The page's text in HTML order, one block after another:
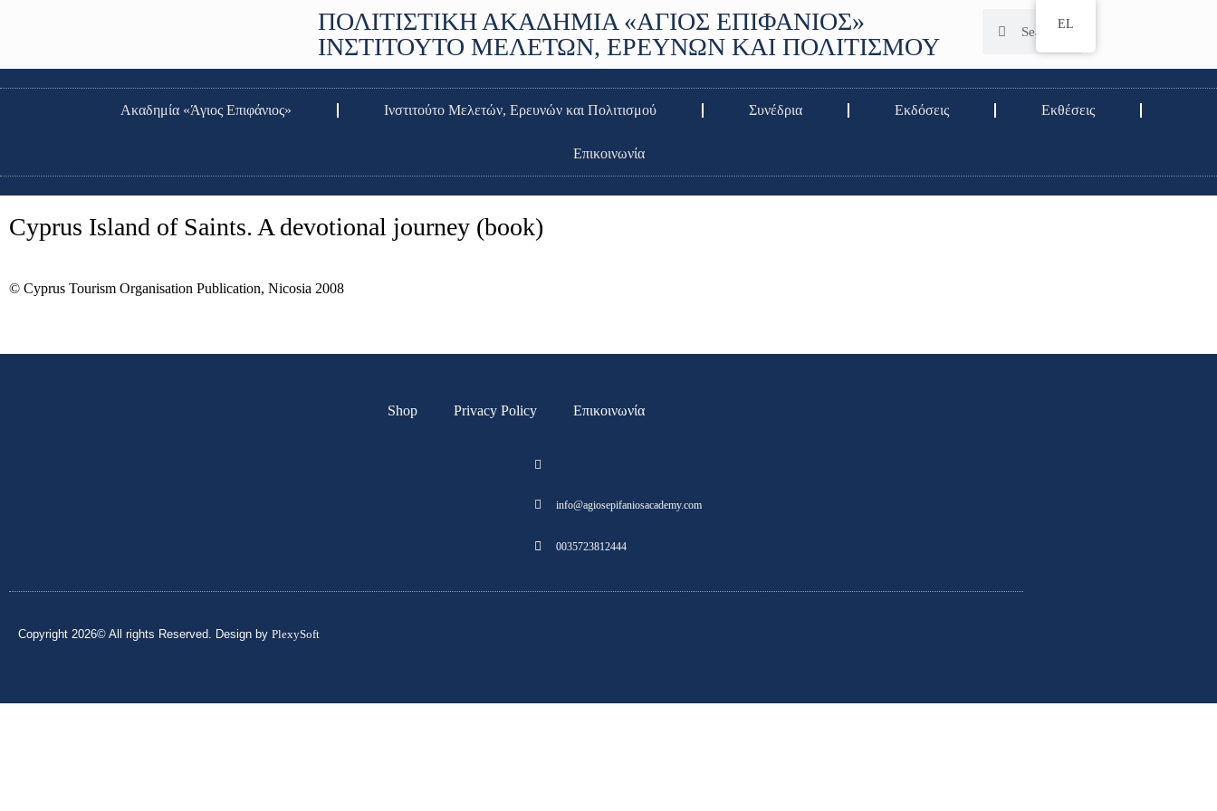
ΠΟΛΙΤΙΣΤΙΚΗ ΑΚΑΔΗΜΙΑ «ΑΓΙΟΣ ΕΠΙΦΑΝΙΟΣ»
ΙΝΣΤΙΤΟΥΤΟ ΜΕΛΕΤΩΝ, ΕΡΕΥΝΩΝ ΚΑΙ ΠΟΛΙΤΙΣΜΟΥ
Ακαδημία «Άγιος Επιφάνιος» Ινστιτούτο Μελετών, Ερευνών και Πολιτισμού Συνέδρια Εκδόσεις Εκθέσεις
Επικοινωνία
Cyprus Island of Saints. A devotional journey (book)
© Cyprus Tourism Organisation Publication, Nicosia 2008
Shop Privacy Policy Επικοινωνία
info@agiosepifaniosacademy.com
0035723812444
Copyright 2026© All rights Reserved. Design by PlexySoft
EL